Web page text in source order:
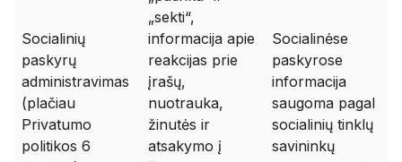
Socialinių
paskyrų
administravimas
(plačiau
Privatumo
politikos 6
„sekti“,
informacija apie
reakcijas prie
įrašų,
nuotrauka,
žinutės ir
atsakymo į
Socialinėse
paskyrose
informacija
saugoma pagal
socialinių tinklų
savininkų